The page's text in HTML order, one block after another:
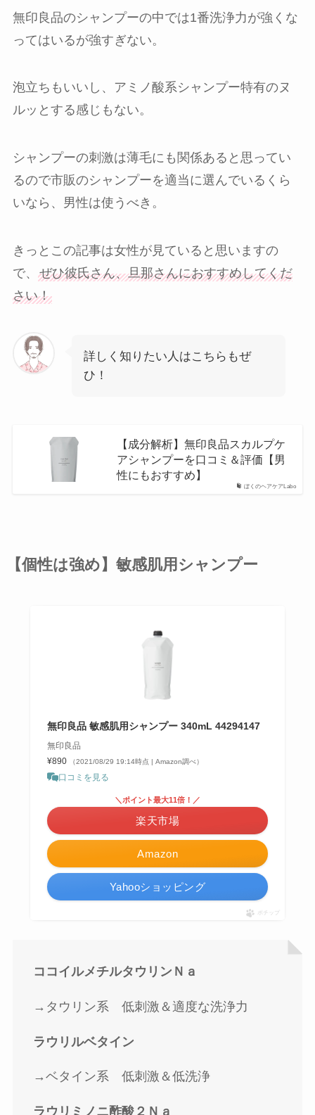
無印良品のシャンプーの中では1番洗浄力が強くな
ってはいるが強すぎない。
泡立ちもいいし、アミノ酸系シャンプー特有のヌ
ルッとする感じもない。
シャンプーの刺激は薄毛にも関係あると思ってい
るので市販のシャンプーを適当に選んでいるくら
いなら、男性は使うべき。
きっとこの記事は女性が見ていると思いますの
で、 ぜひ彼氏さん、旦那さんにおすすめしてくだ
さい！
詳しく知りたい人はこちらもぜ
ひ！
ぼくのヘアケアLabo
【成分解析】無印良品スカルプケ
アシャンプーを口コミ＆評価【男
性にもおすすめ】
【個性は強め】敏感肌用シャンプー
無印良品 敏感肌用シャンプー 340mL 44294147
無印良品
¥890
（2021/08/29 19:14時点 | Amazon調べ）
口コミを見る
Amazon
＼ポイント最大11倍！／
楽天市場
Yahooショッピング
ポチップ
ココイルメチルタウリンＮａ
→タウリン系 低刺激＆適度な洗浄力
ラウリルベタイン
→ベタイン系 低刺激＆低洗浄
ラウリミノニ酢酸２Ｎａ